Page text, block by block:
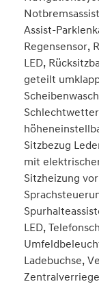
Assist-
Regensensor,
LED,
geteilt
Sitzbezug
mit
Sitzheizung
LED,
Ladebuchse,